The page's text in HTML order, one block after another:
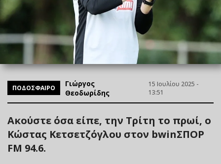
ΠΟΔΟΣΦΑΙΡΟ
Γιώργος
Θεοδωρίδης
15 Ιουλίου 2025 -
13:51
Ακούστε όσα είπε, την Τρίτη το πρωί, ο
Κώστας Κετσετζόγλου στον bwinΣΠΟΡ
FM 94.6.